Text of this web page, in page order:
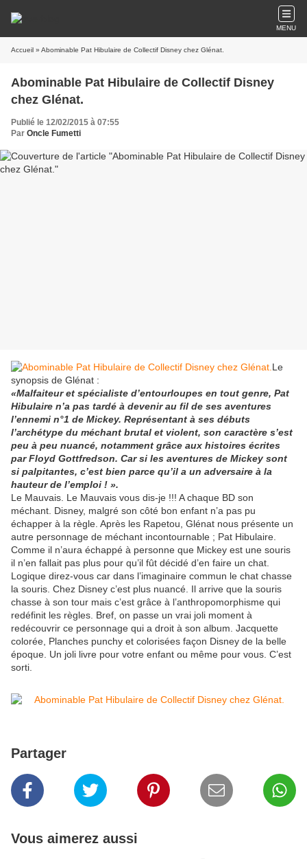
MENU
Accueil » Abominable Pat Hibulaire de Collectif Disney chez Glénat.
Abominable Pat Hibulaire de Collectif Disney
chez Glénat.
Publié le 12/02/2015 à 07:55
Par Oncle Fumetti
Le
synopsis de Glénat :
«Malfaiteur et spécialiste d’entourloupes en tout genre, Pat
Hibulaire n’a pas tardé à devenir au fil de ses aventures
l’ennemi n°1 de Mickey. Représentant à ses débuts
l’archétype du méchant brutal et violent, son caractère s’est
peu à peu nuancé, notamment grâce aux histoires écrites
par Floyd Gottfredson. Car si les aventures de Mickey sont
si palpitantes, c’est bien parce qu’il a un adversaire à la
hauteur de l’emploi ! ».
Le Mauvais. Le Mauvais vous dis-je !!! A chaque BD son
méchant. Disney, malgré son côté bon enfant n’a pas pu
échapper à la règle. Après les Rapetou, Glénat nous présente un
autre personnage de méchant incontournable ; Pat Hibulaire.
Comme il n’aura échappé à personne que Mickey est une souris
il n’en fallait pas plus pour qu’il fût décidé d’en faire un chat.
Logique direz-vous car dans l’imaginaire commun le chat chasse
la souris. Chez Disney c’est plus nuancé. Il arrive que la souris
chasse à son tour mais c’est grâce à l’anthropomorphisme qui
redéfinit les règles. Bref, on passe un vrai joli moment à
redécouvrir ce personnage qui a droit à son album. Jacquette
colorée, Planches punchy et colorisées façon Disney de la belle
époque. Un joli livre pour votre enfant ou même pour vous. C’est
sorti.
Partager
Vous aimerez aussi